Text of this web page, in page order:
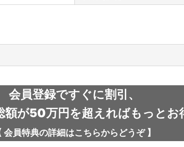
会員登録ですぐに割引、
額が50万円を超えればもっとお
会員特典の詳細はこちらから どうぞ】